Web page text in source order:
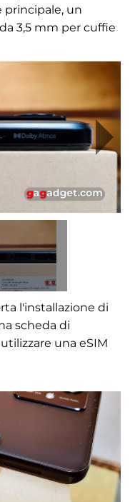
principale, un
3,5 mm per cuffie
l'installazione di
scheda di
una eSIM